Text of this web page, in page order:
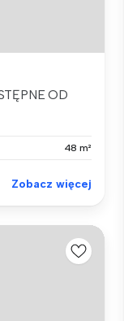
OD
48 m²
Zobacz więcej